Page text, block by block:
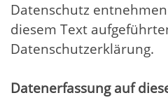
Datenschutz
diesem Text
Datenschutzerklärung.
Datenerfassung auf